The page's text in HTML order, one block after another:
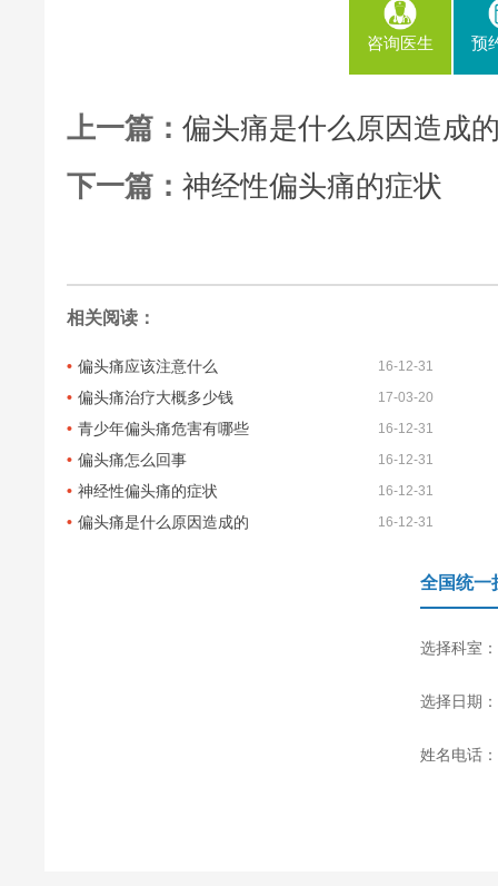
咨询医生 预
上一篇： 偏头痛是什么原因造成
下一篇： 神经性偏头痛的症状
相关阅读：
偏头痛应该注意什么 16-12-31
偏头痛治疗大概多少钱 17-03-20
青少年偏头痛危害有哪些 16-12-31
偏头痛怎么回事 16-12-31
神经性偏头痛的症状 16-12-31
偏头痛是什么原因造成的 16-12-31
全国统一
选择科室：
选择日期：
姓名电话：